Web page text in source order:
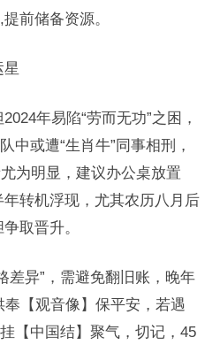
前储备资源。
星
年易陷“劳而无功”之困，
中或遭“生肖牛”同事相刑，
为明显，建议办公桌放置
年转机浮现，尤其农历八月后
取晋升。
差异”，需避免翻旧账，晚年
【观音像】保平安，若遇
【中国结】聚气，切记，45